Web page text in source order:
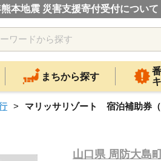
本地震 災害支援寄付受付について
まちから探す
マリッサリゾート 宿泊補助券（
山口県 周防大島町